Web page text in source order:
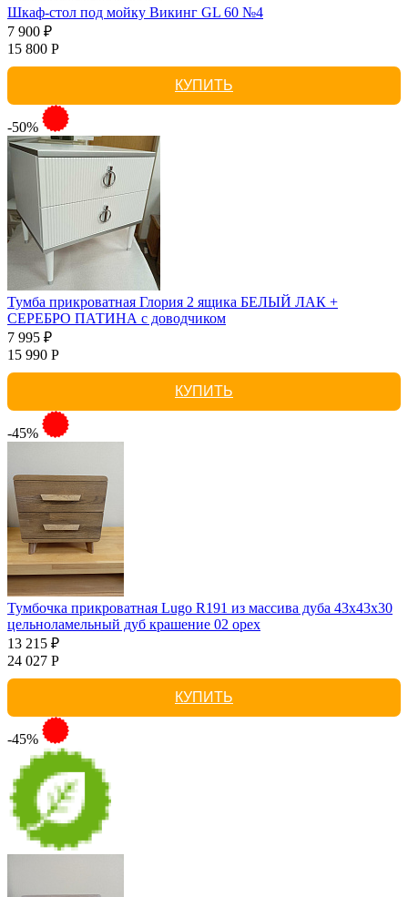
Шкаф-стол под мойку Викинг GL 60 №4
7 900 ₽
15 800 Р
КУПИТЬ
-50%
Тумба прикроватная Глория 2 ящика БЕЛЫЙ ЛАК +
СЕРЕБРО ПАТИНА с доводчиком
7 995 ₽
15 990 Р
КУПИТЬ
-45%
Тумбочка прикроватная Lugo R191 из массива дуба 43х43х30
цельноламельный дуб крашение 02 орех
13 215 ₽
24 027 Р
КУПИТЬ
-45%